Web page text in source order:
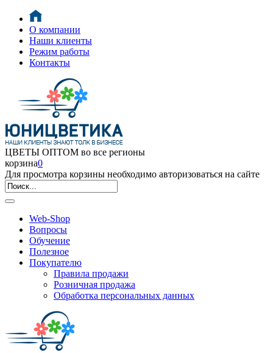
О компании
Наши клиенты
Режим работы
Контакты
ЦВЕТЫ ОПТОМ во все регионы
корзина0
Для просмотра корзины необходимо авторизоваться на сайте
Web-Shop
Вопросы
Обучение
Полезное
Покупателю
Правила продажи
Розничная продажа
Обработка персональных данных